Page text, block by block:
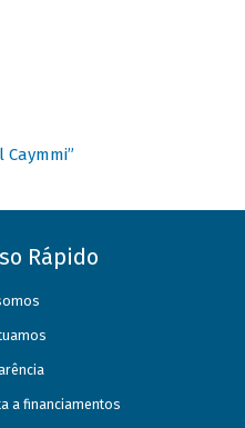
Rápido
a financiamentos